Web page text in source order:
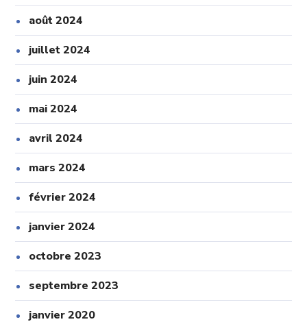
août 2024
juillet 2024
juin 2024
mai 2024
avril 2024
mars 2024
février 2024
janvier 2024
octobre 2023
septembre 2023
janvier 2020